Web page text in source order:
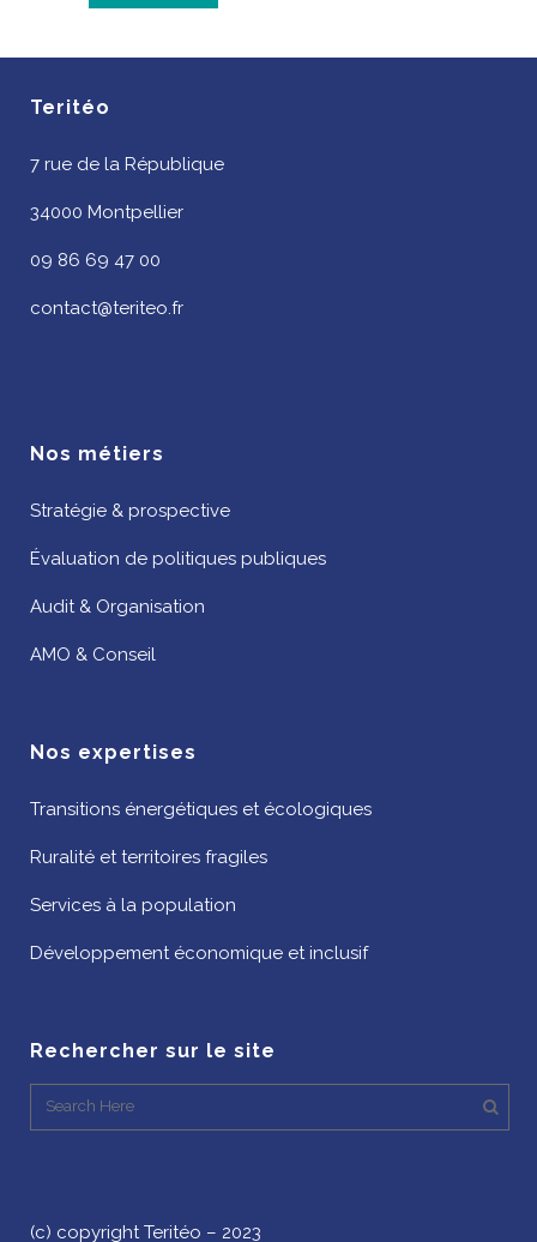
Teritéo
7 rue de la République
34000 Montpellier
09 86 69 47 00
contact@teriteo.fr
Nos métiers
Stratégie & prospective
Évaluation de politiques publiques
Audit & Organisation
AMO & Conseil
Nos expertises
Transitions énergétiques et écologiques
Ruralité et territoires fragiles
Services à la population
Développement économique et inclusif
Rechercher sur le site
(c) copyright Teritéo – 2023